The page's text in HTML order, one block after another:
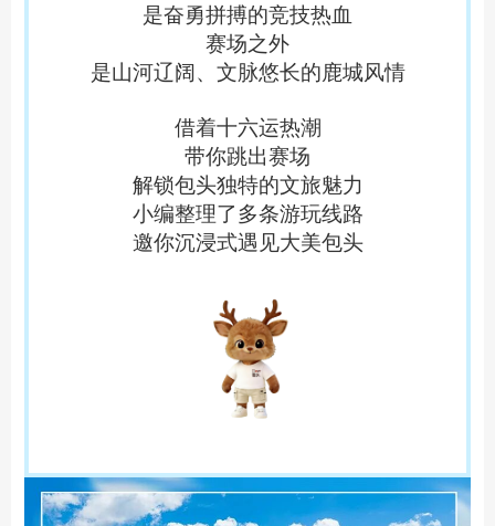
是奋勇拼搏的竞技热血
赛场之外
是山河辽阔、文脉悠长的鹿城风情
借着十六运热潮
带你跳出赛场
解锁包头独特的文旅魅力
小编整理了多条游玩线路
邀你沉浸式遇见大美包头